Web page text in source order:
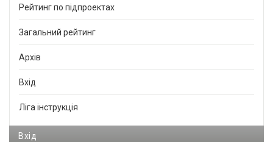
Рейтинг по підпроектах
Загальний рейтинг
Архів
Вхід
Ліга інструкція
Вхід